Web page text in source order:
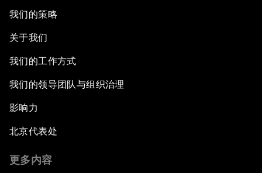
我们的策略
关于我们
我们的工作方式
我们的领导团队与组织治理
影响力
北京代表处
更多内容